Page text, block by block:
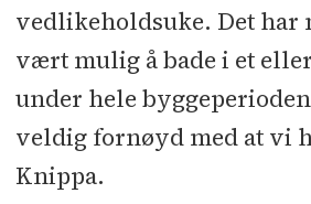
vedlikeholdsuke. Det har
vært mulig å bade i et
under hele
veldig fornøyd med at vi
Knippa.